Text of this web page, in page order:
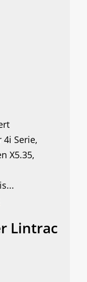
4i Serie,
X5.35,
Lintrac